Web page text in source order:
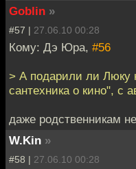
Goblin »
#57 | 27.06.10 00:28
Кому: Дэ Юра, #56
> А подарили ли Люку
сантехника о кино", с
даже родственникам
W.Kin »
#58 | 27.06.10 00:28